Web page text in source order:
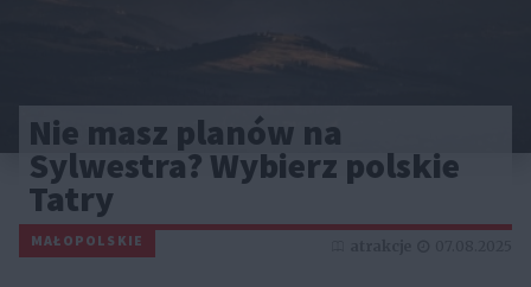
Nie masz planów na
Sylwestra? Wybierz polskie
Tatry
MAŁOPOLSKIE